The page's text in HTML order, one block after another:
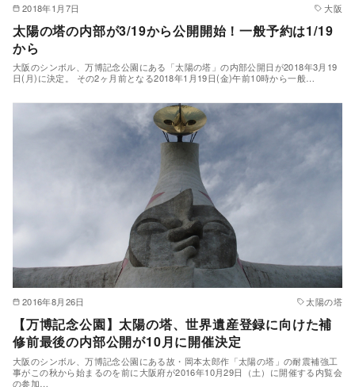
2018年1月7日 大阪
太陽の塔の内部が3/19から公開開始！一般予約は1/19
から
大阪のシンボル、万博記念公園にある「太陽の塔」の内部公開日が2018年3月19
日(月)に決定。 その2ヶ月前となる2018年1月19日(金)午前10時から一般…
2016年8月26日 太陽の塔
【万博記念公園】太陽の塔、世界遺産登録に向けた補
修前最後の内部公開が10月に開催決定
大阪のシンボル、万博記念公園にある故・岡本太郎作「太陽の塔」の耐震補強工
事がこの秋から始まるのを前に大阪府が2016年10月29日（土）に開催する内覧会
の参加…